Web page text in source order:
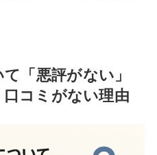
「悪評がない」
コミがない理由